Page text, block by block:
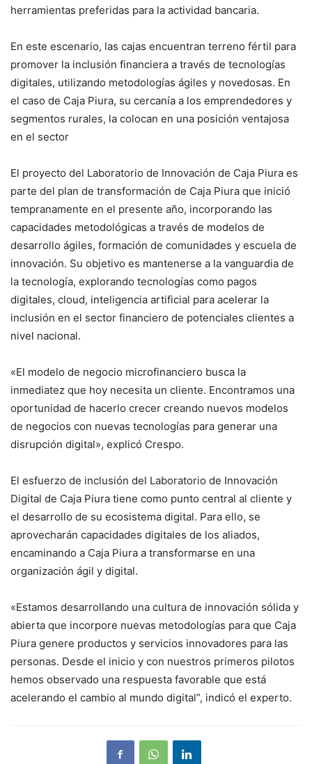
herramientas preferidas para la actividad bancaria.
En este escenario, las cajas encuentran terreno fértil para
promover la inclusión financiera a través de tecnologías
digitales, utilizando metodologías ágiles y novedosas. En
el caso de Caja Piura, su cercanía a los emprendedores y
segmentos rurales, la colocan en una posición ventajosa
en el sector
El proyecto del Laboratorio de Innovación de Caja Piura es
parte del plan de transformación de Caja Piura que inició
tempranamente en el presente año, incorporando las
capacidades metodológicas a través de modelos de
desarrollo ágiles, formación de comunidades y escuela de
innovación. Su objetivo es mantenerse a la vanguardia de
la tecnología, explorando tecnologías como pagos
digitales, cloud, inteligencia artificial para acelerar la
inclusión en el sector financiero de potenciales clientes a
nivel nacional.
«El modelo de negocio microfinanciero busca la
inmediatez que hoy necesita un cliente. Encontramos una
oportunidad de hacerlo crecer creando nuevos modelos
de negocios con nuevas tecnologías para generar una
disrupción digital», explicó Crespo.
El esfuerzo de inclusión del Laboratorio de Innovación
Digital de Caja Piura tiene como punto central al cliente y
el desarrollo de su ecosistema digital. Para ello, se
aprovecharán capacidades digitales de los aliados,
encaminando a Caja Piura a transformarse en una
organización ágil y digital.
«Estamos desarrollando una cultura de innovación sólida y
abierta que incorpore nuevas metodologías para que Caja
Piura genere productos y servicios innovadores para las
personas. Desde el inicio y con nuestros primeros pilotos
hemos observado una respuesta favorable que está
acelerando el cambio al mundo digital”, indicó el experto.